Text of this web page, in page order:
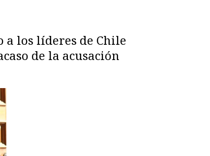
los líderes de Chile
de la acusación